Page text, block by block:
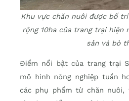
Khu vực chăn nuôi được bố
rộng 10ha của trang trại hiện
sản và bò
Điểm nổi bật của trang trại
mô hình nông nghiệp tuần
các phụ phẩm từ chăn